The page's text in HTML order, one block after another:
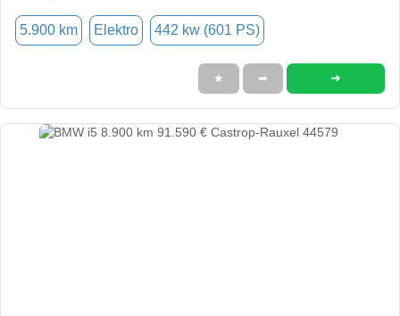
5.900 km Elektro 442 kw (601 PS)
★ ➦ ➜